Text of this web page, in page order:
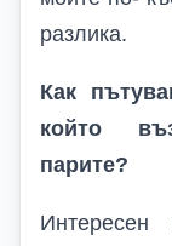
разлика.
Как
който
парите?